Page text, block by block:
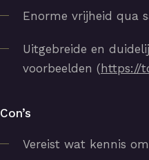
Enorme vrijheid qua
Uitgebreide en
voorbeelden ( https://
Con’s
Vereist wat kennis